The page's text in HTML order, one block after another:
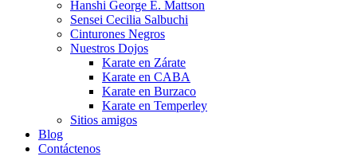
Hanshi George E. Mattson
Sensei Cecilia Salbuchi
Cinturones Negros
Nuestros Dojos
Karate en Zárate
Karate en CABA
Karate en Burzaco
Karate en Temperley
Sitios amigos
Blog
Contáctenos